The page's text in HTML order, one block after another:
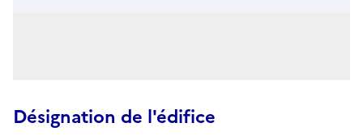
Désignation de l'édifice